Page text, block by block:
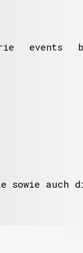
events
sowie auch